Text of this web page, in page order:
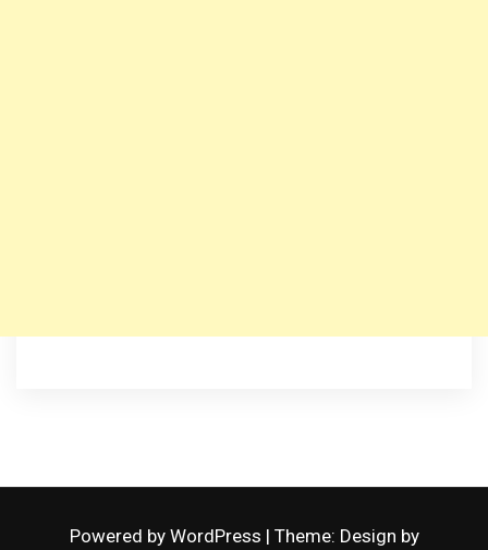
Powered by WordPress | Theme: Design by